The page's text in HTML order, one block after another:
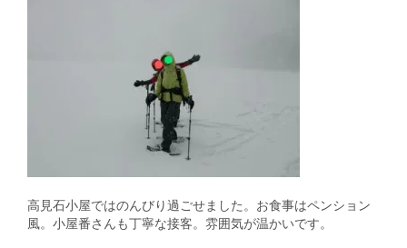
高見石小屋ではのんびり過ごせました。お食事はペンション
風。小屋番さんも丁寧な接客。雰囲気が温かいです。